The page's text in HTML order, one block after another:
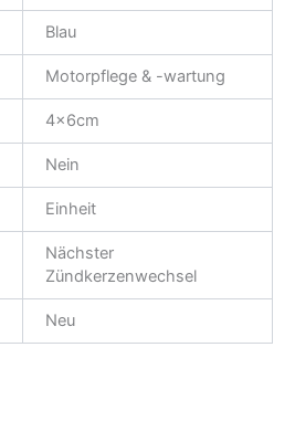
Blau
Motorpflege & -wartung
4x6cm
Nein
Einheit
Nächster
Zündkerzenwechsel
Neu